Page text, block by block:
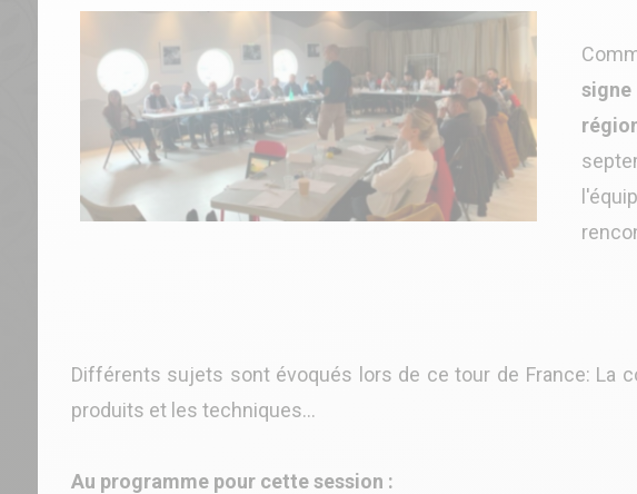
Différents sujets sont évoqués lors de ce tour de France: La
produits et les techniques...
Au programme pour cette session :